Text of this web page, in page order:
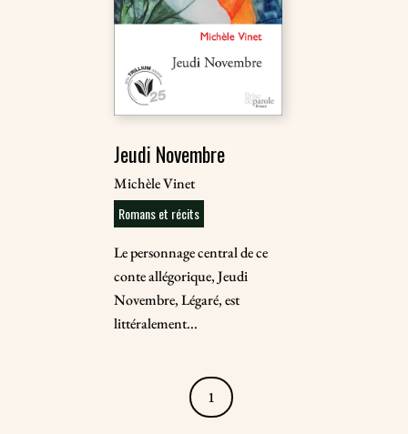
Jeudi Novembre
Michèle Vinet
Romans et récits
Le personnage central de ce
conte allégorique, Jeudi
Novembre, Légaré, est
littéralement...
1